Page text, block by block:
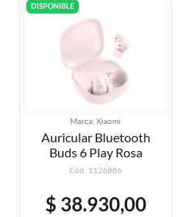
DISPONIBLE
Marca: Xiaomi
Auricular Bluetooth
Buds 6 Play Rosa
Cód: 1126886
$ 38.930,00